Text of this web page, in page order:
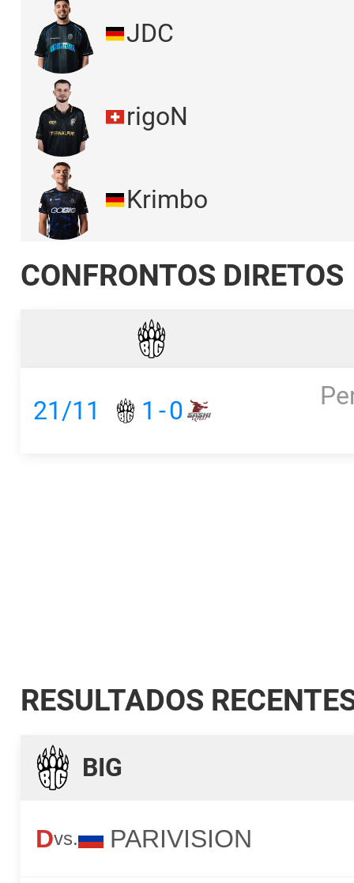
JDC
rigoN
Krimbo
CONFRONTOS DIRETOS
21/11 1 -0
RESULTADOS
BIG
Dvs. PARIVISION